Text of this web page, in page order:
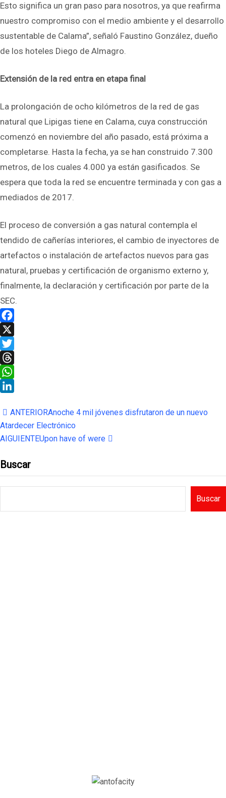
Esto significa un gran paso para nosotros, ya que reafirma
nuestro compromiso con el medio ambiente y el desarrollo
sustentable de Calama”, señaló Faustino González, dueño
de los hoteles Diego de Almagro.
Extensión de la red entra en etapa final
La prolongación de ocho kilómetros de la red de gas
natural que Lipigas tiene en Calama, cuya construcción
comenzó en noviembre del año pasado, está próxima a
completarse. Hasta la fecha, ya se han construido 7.300
metros, de los cuales 4.000 ya están gasificados. Se
espera que toda la red se encuentre terminada y con gas a
mediados de 2017.
El proceso de conversión a gas natural contempla el
tendido de cañerías interiores, el cambio de inyectores de
artefactos o instalación de artefactos nuevos para gas
natural, pruebas y certificación de organismo externo y,
finalmente, la declaración y certificación por parte de la
SEC.
Facebook
X
Twitter
Threads
WhatsApp
ANTERIORAnoche 4 mil jóvenes disfrutaron de un nuevo
Atardecer Electrónico
AIGUIENTEUpon have of were
Buscar
Buscar